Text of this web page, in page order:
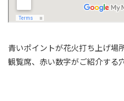
青いポイントが花火打ち上げ場
観覧席、赤い数字がご紹介する